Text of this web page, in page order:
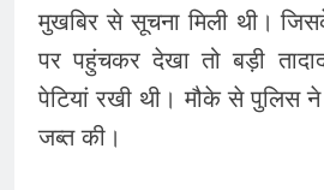
मुखबिर से सूचना मिली थी।
पर पहुंचकर देखा तो बड़ी
पेटियां रखी थी। मौके से पुलिस
जब्त की।